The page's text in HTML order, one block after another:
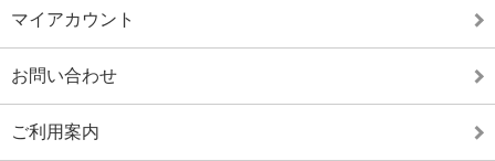
マイアカウント
お問い合わせ
ご利用案内